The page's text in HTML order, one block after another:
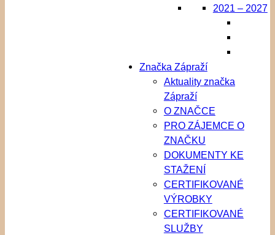
2021 – 2027
Značka Zápraží
Aktuality značka
Zápraží
O ZNAČCE
PRO ZÁJEMCE O
ZNAČKU
DOKUMENTY KE
STAŽENÍ
CERTIFIKOVANÉ
VÝROBKY
CERTIFIKOVANÉ
SLUŽBY